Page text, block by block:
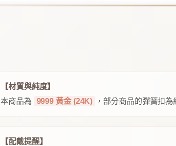
【材質與純度】
本商品為
9999 黃金 (24K) ，部分商品的彈簧扣
【配戴提醒】